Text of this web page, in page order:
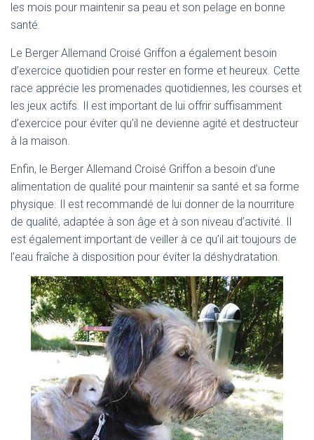
les mois pour maintenir sa peau et son pelage en bonne
santé.
Le Berger Allemand Croisé Griffon a également besoin
d’exercice quotidien pour rester en forme et heureux. Cette
race apprécie les promenades quotidiennes, les courses et
les jeux actifs. Il est important de lui offrir suffisamment
d’exercice pour éviter qu’il ne devienne agité et destructeur
à la maison.
Enfin, le Berger Allemand Croisé Griffon a besoin d’une
alimentation de qualité pour maintenir sa santé et sa forme
physique. Il est recommandé de lui donner de la nourriture
de qualité, adaptée à son âge et à son niveau d’activité. Il
est également important de veiller à ce qu’il ait toujours de
l’eau fraîche à disposition pour éviter la déshydratation.